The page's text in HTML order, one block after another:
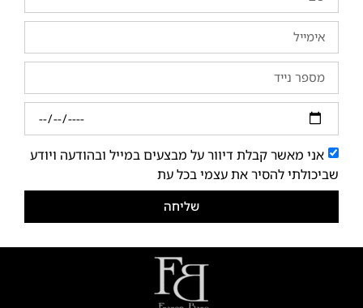
אני מאשר קבלת דיוור על מבצעים במייל ובהודעה ויודע
שביכולתי להסיר את עצמי בכל עת
שליחה